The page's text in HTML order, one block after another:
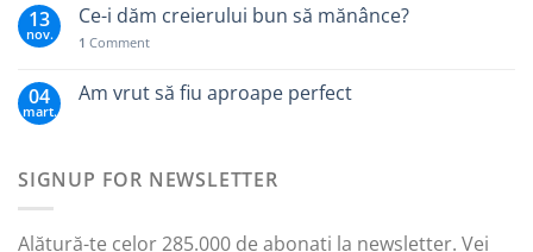
13
nov.
Ce-i dăm creierului bun să mănânce?
1 Comment
04
mart.
Am vrut să fiu aproape perfect
SIGNUP FOR NEWSLETTER
Alătură-te celor 285.000 de abonați la newsletter. Vei